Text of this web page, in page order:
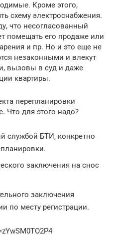
Кроме этого,
схему электроснабжения.
что несогласованный
помещать его продаже или
и пр. Но и это еще не
незаконными и влекут
вызовы в суд и даже
квартиры.
перепланировки
Что для этого надо?
службой БТИ, конкретно
заключения на снос
заключения
по месту регистрации.